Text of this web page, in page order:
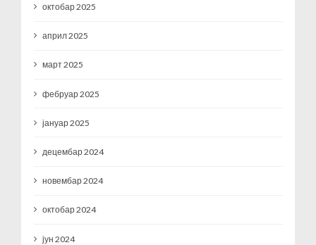
октобар 2025
април 2025
март 2025
фебруар 2025
јануар 2025
децембар 2024
новембар 2024
октобар 2024
јун 2024